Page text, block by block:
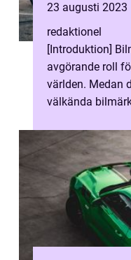
23 augusti 2023
redaktionel
[Introduktion]
avgörande roll
världen. Medan
välkända